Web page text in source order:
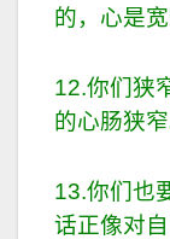
的，心是宽
12.你们狭
的心肠狭窄
13.你们也
话正像对